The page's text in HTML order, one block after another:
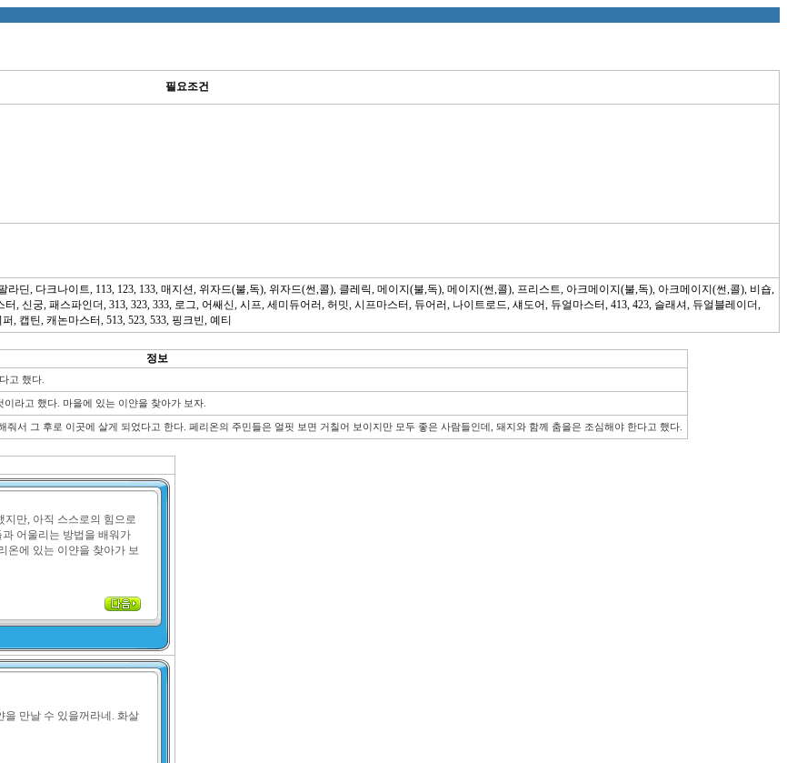
필요조건
딘, 다크나이트, 113, 123, 133, 매지션, 위자드(불,독), 위자드(썬,콜), 클레릭, 메이지(불,독), 메이지(썬,콜), 프리스트, 아크메이지(불,독), 아크메이지(썬,콜), 비숍,
, 신궁, 패스파인더, 313, 323, 333, 로그, 어쌔신, 시프, 세미듀어러, 허밋, 시프마스터, 듀어러, 나이트로드, 섀도어, 듀얼마스터, 413, 423, 슬래셔, 듀얼블레이더,
, 캡틴, 캐논마스터, 513, 523, 533, 핑크빈, 예티
정보
고 했다.
라고 했다. 마을에 있는 이얀을 찾아가 보자.
서 그 후로 이곳에 살게 되었다고 한다. 페리온의 주민들은 얼핏 보면 거칠어 보이지만 모두 좋은 사람들인데, 돼지와 함께 춤을은 조심해야 한다고 했다.
지만, 아직 스스로의 힘으로
어울리는 방법을 배워가
온에 있는 이얀을 찾아가 보
을 만날 수 있을꺼라네. 화살